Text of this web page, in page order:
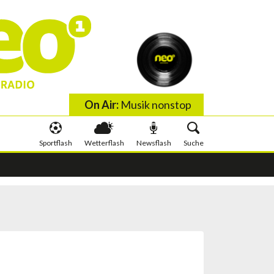
On Air:Musik nonstop
Sportflash Wetterflash Newsflash Suche